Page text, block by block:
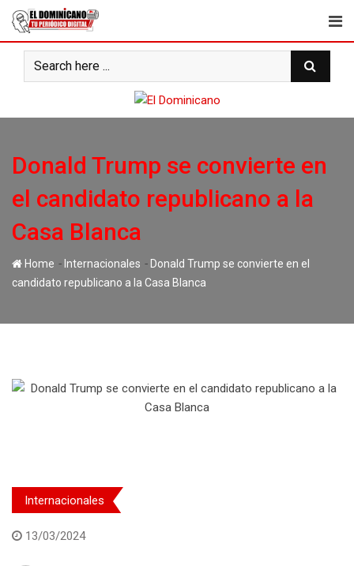
Skip
content
Donald Trump se convierte en
el candidato republicano a la
Casa Blanca
Home - Internacionales - Donald Trump se convierte en el
candidato republicano a la Casa Blanca
Internacionales
13/03/2024